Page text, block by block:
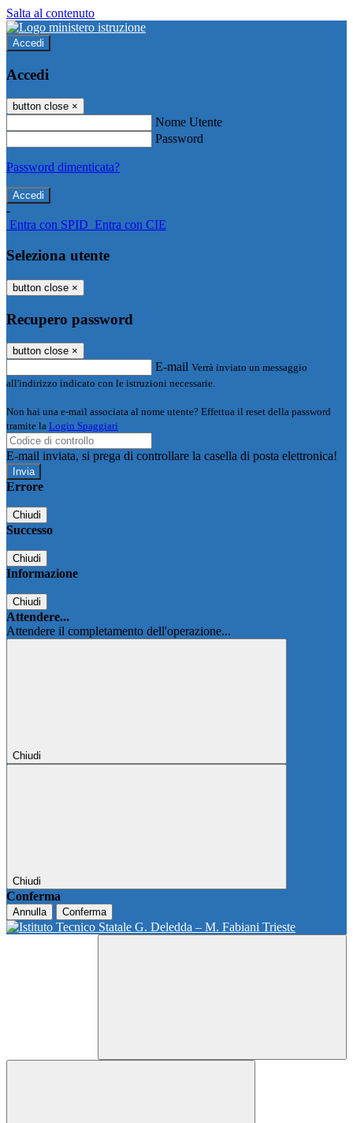
Salta al contenuto
Accedi
Accedi
button close ×
Nome Utente
Password
Password dimenticata?
-
Entra con SPID Entra con CIE
Seleziona utente
button close ×
Recupero password
button close ×
E-mail Verrà inviato un messaggio
all'indirizzo indicato con le istruzioni necessarie.
Non hai una e-mail associata al nome utente? Effettua il reset della password
tramite la Login Spaggiari
E-mail inviata, si prega di controllare la casella di posta elettronica!
Errore
Chiudi
Successo
Chiudi
Informazione
Chiudi
Attendere...
Attendere il completamento dell'operazione...
Chiudi
Chiudi
Conferma
Annulla Conferma